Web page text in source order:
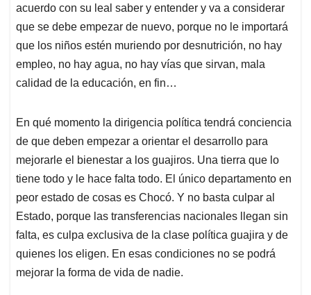
acuerdo con su leal saber y entender y va a considerar
que se debe empezar de nuevo, porque no le importará
que los niños estén muriendo por desnutrición, no hay
empleo, no hay agua, no hay vías que sirvan, mala
calidad de la educación, en fin…
En qué momento la dirigencia política tendrá conciencia
de que deben empezar a orientar el desarrollo para
mejorarle el bienestar a los guajiros. Una tierra que lo
tiene todo y le hace falta todo. El único departamento en
peor estado de cosas es Chocó. Y no basta culpar al
Estado, porque las transferencias nacionales llegan sin
falta, es culpa exclusiva de la clase política guajira y de
quienes los eligen. En esas condiciones no se podrá
mejorar la forma de vida de nadie.